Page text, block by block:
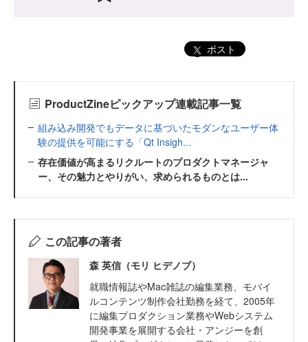
ポスト
ProductZineピックアップ連載記事一覧
組み込み開発でもデータに基づいたモダンなユーザー体
験の提供を可能にする「Qt Insigh...
存在価値が高まるリクルートのプロダクトマネージャ
ー、その魅力とやりがい、求められるものとは...
この記事の著者
森 英信（モリ ヒデノブ）
就職情報誌やMac雑誌の編集業務、モバイ
ルコンテンツ制作会社勤務を経て、2005年
に編集プロダクション業務やWebシステム
開発事業を展開する会社・アンジーを創